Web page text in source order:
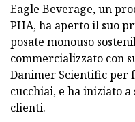
Eagle Beverage, un
PHA, ha aperto il suo
posate monouso
commercializzato con
Danimer Scientific per
cucchiai, e ha iniziato
clienti.